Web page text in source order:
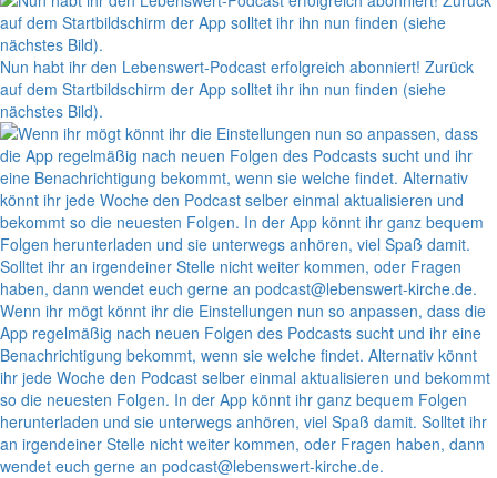
Nun habt ihr den Lebenswert-Podcast erfolgreich abonniert! Zurück
auf dem Startbildschirm der App solltet ihr ihn nun finden (siehe
nächstes Bild).
Wenn ihr mögt könnt ihr die Einstellungen nun so anpassen, dass die
App regelmäßig nach neuen Folgen des Podcasts sucht und ihr eine
Benachrichtigung bekommt, wenn sie welche findet. Alternativ könnt
ihr jede Woche den Podcast selber einmal aktualisieren und bekommt
so die neuesten Folgen. In der App könnt ihr ganz bequem Folgen
herunterladen und sie unterwegs anhören, viel Spaß damit. Solltet ihr
an irgendeiner Stelle nicht weiter kommen, oder Fragen haben, dann
wendet euch gerne an podcast@lebenswert-kirche.de.